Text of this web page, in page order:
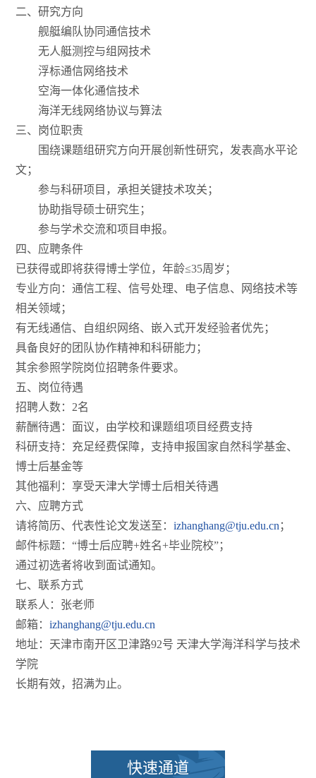
二、研究方向
舰艇编队协同通信技术
无人艇测控与组网技术
浮标通信网络技术
空海一体化通信技术
海洋无线网络协议与算法
三、岗位职责
围绕课题组研究方向开展创新性研究，发表高水平论
文；
参与科研项目，承担关键技术攻关；
协助指导硕士研究生；
参与学术交流和项目申报。
四、应聘条件
已获得或即将获得博士学位，年龄≤35周岁；
专业方向：通信工程、信号处理、电子信息、网络技术等
相关领域；
有无线通信、自组织网络、嵌入式开发经验者优先；
具备良好的团队协作精神和科研能力；
其余参照学院岗位招聘条件要求。
五、岗位待遇
招聘人数：2名
薪酬待遇：面议，由学校和课题组项目经费支持
科研支持：充足经费保障，支持申报国家自然科学基金、
博士后基金等
其他福利：享受天津大学博士后相关待遇
六、应聘方式
请将简历、代表性论文发送至： izhanghang@tju.edu.cn ；
邮件标题：“博士后应聘+姓名+毕业院校”；
通过初选者将收到面试通知。
七、联系方式
联系人：张老师
邮箱： izhanghang@tju.edu.cn
地址：天津市南开区卫津路92号 天津大学海洋科学与技术
学院
长期有效，招满为止。
快速通道